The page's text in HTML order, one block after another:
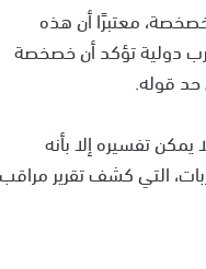
معتبرًا أن هذه
دولية تؤكد أن خصخصة
حد قوله.
تفسيره إلا بأنه
التي كشف تقرير مراقب